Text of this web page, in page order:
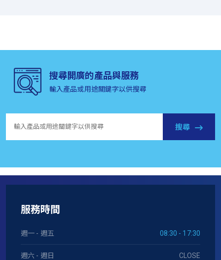
搜尋開廣的產品與服務
輸入產品或用途關鍵字以供搜尋
搜尋
服務時間
週一 - 週五 08:30 - 17:30
週六 - 週日 CLOSE